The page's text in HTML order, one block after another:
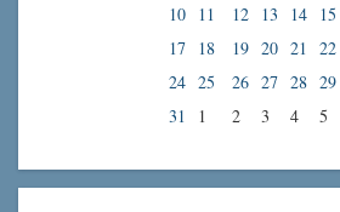
10
11 12 13 14 15
17
18 19 20 21 22
24 25 26 27 28 29
31
1 2 3 4 5